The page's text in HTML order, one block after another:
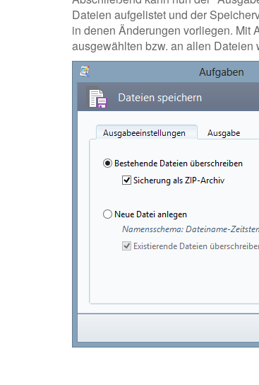
Dateien aufgelistet und der
in denen Änderungen vorliegen. Mit
ausgewählten bzw. an allen Dateien